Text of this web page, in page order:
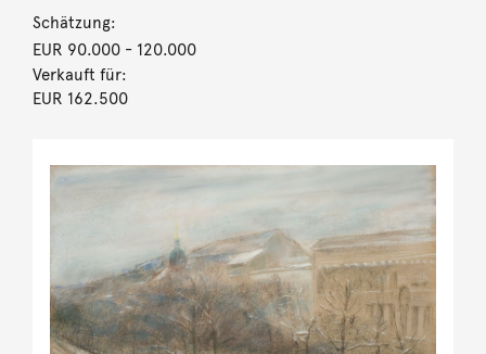
Schätzung:
EUR 90.000- 120.000
Verkauft für:
EUR 162.500